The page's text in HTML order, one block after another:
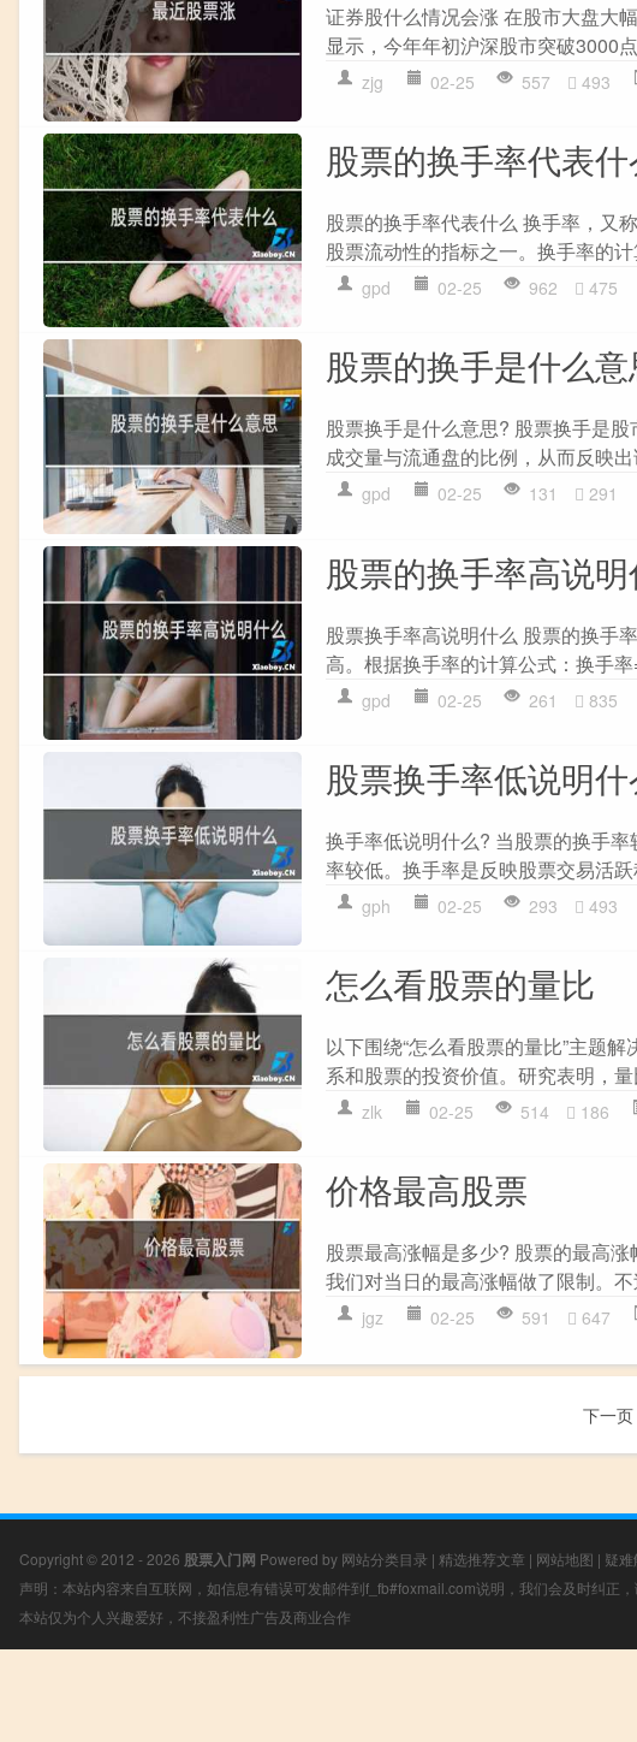
证券股什么情况会涨 在股市大盘大
显示，今年年初沪深股市突破3000
zjg 02-25 557 493
股票的换手率代表什
股票的换手率代表什么 换手率，又
股票流动性的指标之一。换手率的
gpd 02-25 962 475
股票的换手是什么意
股票换手是什么意思? 股票换手是
成交量与流通盘的比例，从而反映
gpd 02-25 131 291
股票的换手率高说明
股票换手率高说明什么 股票的换手
高。根据换手率的计算公式：换手
gpd 02-25 261 835
股票换手率低说明什
换手率低说明什么? 当股票的换手
率较低。换手率是反映股票交易活
gph 02-25 293 493
怎么看股票的量比
以下围绕“怎么看股票的量比”主题
系和股票的投资价值。研究表明，
zlk 02-25 514 186
价格最高股票
股票最高涨幅是多少? 股票的最高
我们对当日的最高涨幅做了限制。
jgz 02-25 591 647
下一页
Copyright © 2012 - 2026 股票入门网 Powered by 网站分类目录 | 精选推荐文章 | 网站地图 | 疑难
声明：本站内容来自互联网，如信息有错误可发邮件到f_fb#foxmail.com说明，我们会及时纠正
本站仅为个人兴趣爱好，不接盈利性广告及商业合作